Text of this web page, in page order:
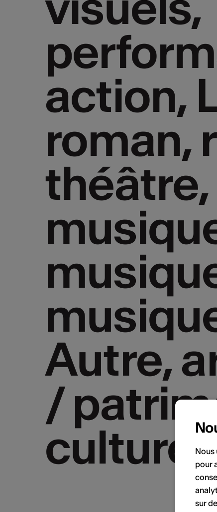
action,
roman,
Autre,
/
culturel
action,
roman,
Autre,
/
culturelNous
pour
sur